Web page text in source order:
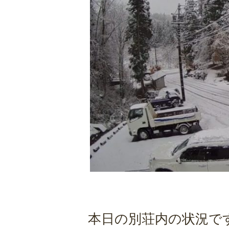
本日の別荘内の状況で